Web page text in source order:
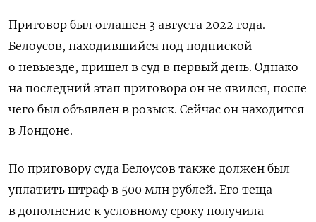
Приговор был оглашен 3 августа 2022 года.
Белоусов, находившийся под подпиской
о невыезде, пришел в суд в первый день. Однако
на последний этап приговора он не явился, после
чего был объявлен в розыск. Сейчас он находится
в Лондоне.
По приговору суда Белоусов также должен был
уплатить штраф в 500 млн рублей. Его теща
в дополнение к условному сроку получила